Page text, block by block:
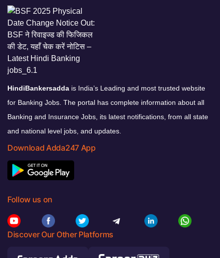
HindiBankersadda is India’s Leading and most trusted website
for Banking Jobs. The portal has complete information about all
Banking and Insurance Jobs, its latest notifications, from all state
and national level jobs, and updates.
Download Adda247 App
Follow us on
Discover Our Other Platforms